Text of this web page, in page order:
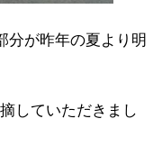
分が昨年の夏より明
していただきまし